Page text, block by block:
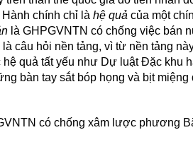
Hành chính chỉ làhệ quả của một
là GHPGVNTN có chống việc
câu hỏi nền tảng, vì từ nền tảng
hệ quả tất yếu như Dự luật Đặc khu
bàn tay sắt bóp họng và bịt
có chống xâm lược phương